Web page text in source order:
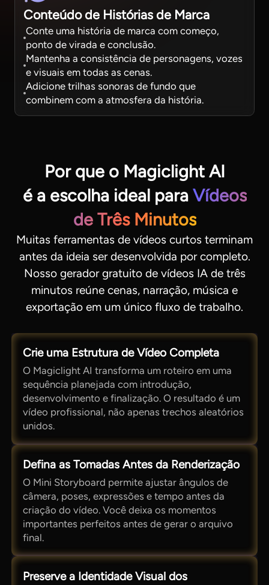
Conteúdo de Histórias de Marca
Conte uma história de marca com começo,
ponto de virada e conclusão.
Mantenha a consistência de personagens, vozes
e visuais em todas as cenas.
Adicione trilhas sonoras de fundo que
combinem com a atmosfera da história.
Por que o Magiclight AI
é a escolha ideal para Vídeos
de Três Minutos
Muitas ferramentas de vídeos curtos terminam
antes da ideia ser desenvolvida por completo.
Nosso gerador gratuito de vídeos IA de três
minutos reúne cenas, narração, música e
exportação em um único fluxo de trabalho.
Crie uma Estrutura de Vídeo Completa
O Magiclight AI transforma um roteiro em uma
sequência planejada com introdução,
desenvolvimento e finalização. O resultado é um
vídeo profissional, não apenas trechos aleatórios
unidos.
Defina as Tomadas Antes da Renderização
O Mini Storyboard permite ajustar ângulos de
câmera, poses, expressões e tempo antes da
criação do vídeo. Você deixa os momentos
importantes perfeitos antes de gerar o arquivo
final.
Preserve a Identidade Visual dos